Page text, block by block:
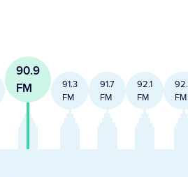
90.9
FM
91.3
FM
91.7
FM
92.1
FM
FM